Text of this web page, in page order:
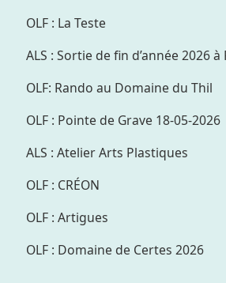
OLF : La Teste
ALS : Sortie de fin d’année 2026 à
OLF: Rando au Domaine du Thil
OLF : Pointe de Grave 18-05-2026
ALS : Atelier Arts Plastiques
OLF : CRÉON
OLF : Artigues
OLF : Domaine de Certes 2026